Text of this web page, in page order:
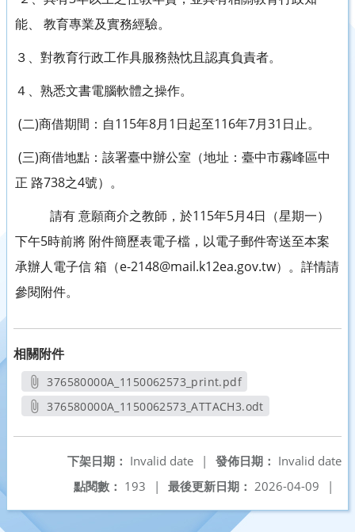
能、 教育專業及實務經驗。
３、對教育行政工作具服務熱忱且認真負責者。
４、熟悉文書電腦軟體之操作。
(二)商借期間：自115年8月1日起至116年7月31日止。
(三)商借地點：該署臺中辦公室（地址：臺中市霧峰區中
正 路738之4號）。
請有 意願商介之教師，於115年5月4日（星期一）
下午5時前將 附件簡歷表電子檔，以電子郵件寄送至本案
承辦人電子信 箱（e-2148@mail.k12ea.gov.tw）。詳情請
參閱附件。
相關附件
376580000A_1150062573_print.pdf
另開新視窗
376580000A_1150062573_ATTACH3.odt
發佈日期： Invalid date
下架日期： Invalid date
|
最後更新日期： 2026-04-09 |
點閱數： 193 |